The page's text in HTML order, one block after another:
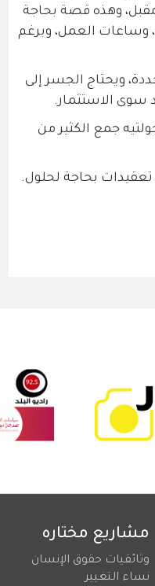
وهذه قصة بحاجة
وساعات العمل، وبرغم
ويحتاج الجسر إلى
جمع الكثير من
تعقيدات بحاجة لحلول.
مشاريع مختاره
وثائقيات حقوق الإنسان
نساء التغيير